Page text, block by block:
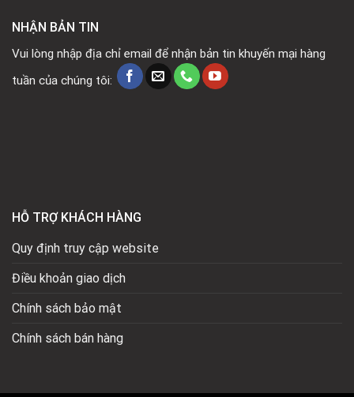
NHẬN BẢN TIN
Vui lòng nhập địa chỉ email để nhận bản tin khuyến mại hàng
tuần của chúng tôi:
HỖ TRỢ KHÁCH HÀNG
Quy định truy cập website
Điều khoản giao dịch
Chính sách bảo mật
Chính sách bán hàng